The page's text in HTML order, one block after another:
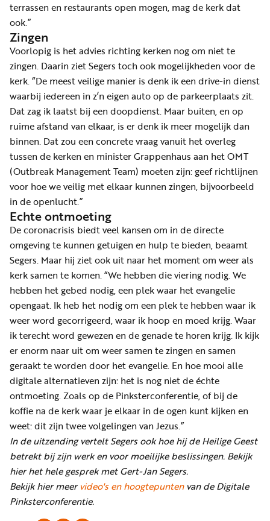
terrassen en restaurants open mogen, mag de kerk dat
ook.”
Zingen
Voorlopig is het advies richting kerken nog om niet te
zingen. Daarin ziet Segers toch ook mogelijkheden voor de
kerk. “De meest veilige manier is denk ik een drive-in dienst
waarbij iedereen in z’n eigen auto op de parkeerplaats zit.
Dat zag ik laatst bij een doopdienst. Maar buiten, en op
ruime afstand van elkaar, is er denk ik meer mogelijk dan
binnen. Dat zou een concrete vraag vanuit het overleg
tussen de kerken en minister Grappenhaus aan het OMT
(Outbreak Management Team) moeten zijn: geef richtlijnen
voor hoe we veilig met elkaar kunnen zingen, bijvoorbeeld
in de openlucht.”
Echte ontmoeting
De coronacrisis biedt veel kansen om in de directe
omgeving te kunnen getuigen en hulp te bieden, beaamt
Segers. Maar hij ziet ook uit naar het moment om weer als
kerk samen te komen. “We hebben die viering nodig. We
hebben het gebed nodig, een plek waar het evangelie
opengaat. Ik heb het nodig om een plek te hebben waar ik
weer word gecorrigeerd, waar ik hoop en moed krijg. Waar
ik terecht word gewezen en de genade te horen krijg. Ik kijk
er enorm naar uit om weer samen te zingen en samen
geraakt te worden door het evangelie. En hoe mooi alle
digitale alternatieven zijn: het is nog niet de échte
ontmoeting. Zoals op de Pinksterconferentie, of bij de
koffie na de kerk waar je elkaar in de ogen kunt kijken en
weet: dit zijn twee volgelingen van Jezus.”
In de uitzending vertelt Segers ook hoe hij de Heilige Geest
betrekt bij zijn werk en voor moeilijke beslissingen. Bekijk
hier het hele gesprek met Gert-Jan Segers.
Bekijk hier meervideo's en hoogtepuntenvan de Digitale
Pinksterconferentie.